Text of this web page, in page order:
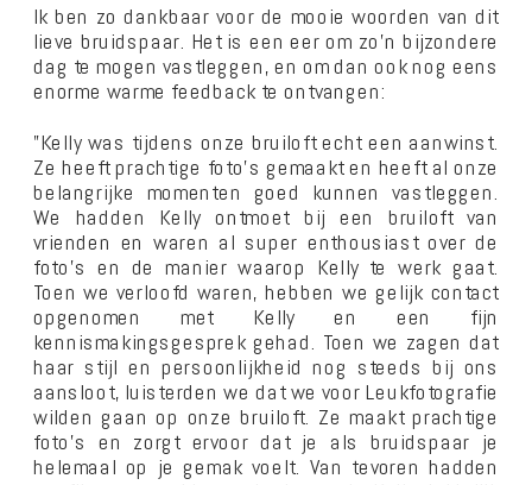
Ik ben zo dankbaar voor de mooie woorden van dit
lieve bruidspaar. Het is een eer om zo’n bijzondere
dag te mogen vastleggen, en om dan ook nog eens
enorme warme feedback te ontvangen:
”Kelly was tijdens onze bruiloft echt een aanwinst.
Ze heeft prachtige foto’s gemaakt en heeft al onze
belangrijke momenten goed kunnen vastleggen.
We hadden Kelly ontmoet bij een bruiloft van
vrienden en waren al super enthousiast over de
foto’s en de manier waarop Kelly te werk gaat.
Toen we verloofd waren, hebben we gelijk contact
opgenomen met Kelly en een fijn
kennismakingsgesprek gehad. Toen we zagen dat
haar stijl en persoonlijkheid nog steeds bij ons
aansloot, luisterden we dat we voor Leukfotografie
wilden gaan op onze bruiloft. Ze maakt prachtige
foto’s en zorgt ervoor dat je als bruidspaar je
helemaal op je gemak voelt. Van tevoren hadden